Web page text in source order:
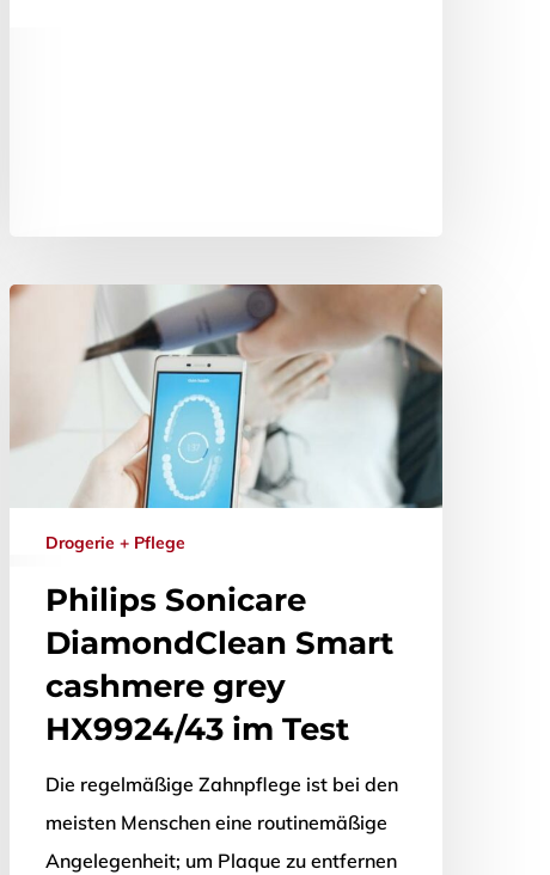
Drogerie + Pflege
Philips Sonicare
DiamondClean Smart
cashmere grey
HX9924/43 im Test
Die regelmäßige Zahnpflege ist bei den
meisten Menschen eine routinemäßige
Angelegenheit; um Plaque zu entfernen